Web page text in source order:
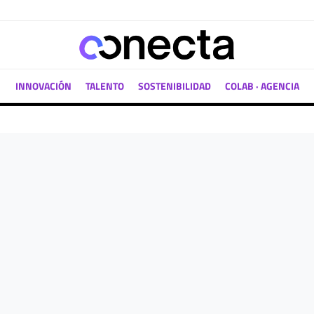
INNOVACIÓN TALENTO SOSTENIBILIDAD COLAB · AGENCIA